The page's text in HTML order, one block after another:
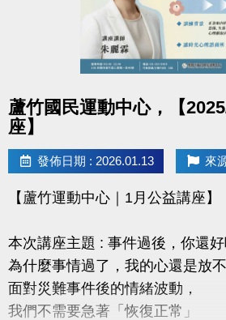
-洽詢專線：03-2639066 #115、
-官
https://www.lzsports.com.tw/
-FB : 桃園市蘆竹國民運動中心
-IG : @luzhusports
蘆竹國民運動中心，【
座】
發佈日期 : 2026.01.13 來
【蘆竹運動中心｜1月公益講座】
本次講座主題 : 事件過後，你還好
為什麼事情過了，我的心還是放
面對災難事件後的情緒波動，
我們不需要急著「恢復正常」